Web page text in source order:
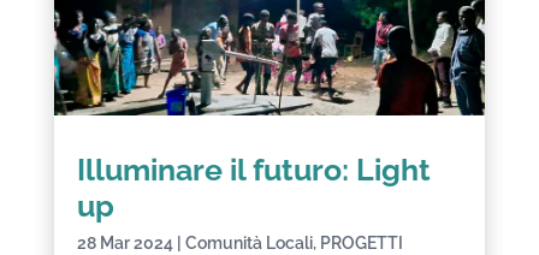
Illuminare il futuro: Light
up
28 Mar 2024| Comunità Locali, PROGETTI